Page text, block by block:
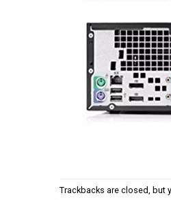
Trackbacks are closed, but